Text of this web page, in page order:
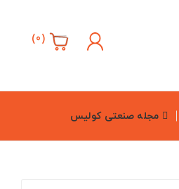
(
0
)
مجله صنعتی کولیس